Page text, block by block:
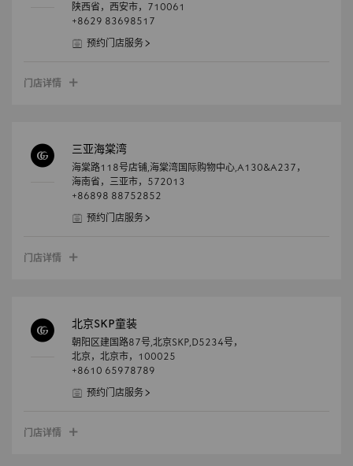
陕西省， 西安市， 710061
+8629 83698517
预约门店服务
门店详情
三亚海棠湾
海棠路118号店铺,海棠湾国际购物中心,A130&A237，
海南省， 三亚市， 572013
+86898 88752852
预约门店服务
门店详情
北京SKP童装
朝阳区建国路87号,北京SKP,D5234号，
北京， 北京市， 100025
+8610 65978789
预约门店服务
门店详情